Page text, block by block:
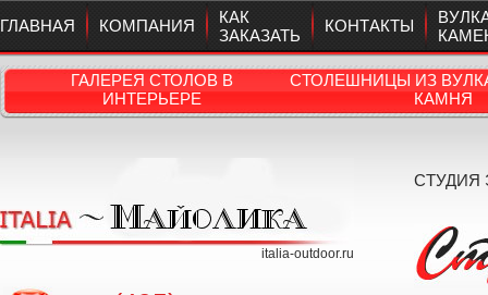
ГЛАВНАЯ КОМПАНИЯ
КАК
ЗАКАЗАТЬ
КОНТАКТЫ
ГАЛЕРЕЯ СТОЛОВ В
ИНТЕРЬЕРЕ
СТОЛЕШНИЦЫ ИЗ
КАМНЯ
italia-outdoor.ru
СТУДИЯ